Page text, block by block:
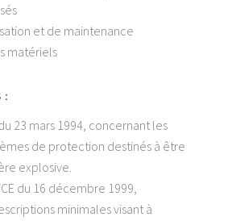
et de maintenance
matériels
:
23 mars 1994, concernant les
de protection destinés à être
explosive.
du 16 décembre 1999,
minimales visant à